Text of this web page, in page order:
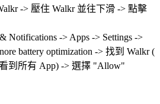
-> 壓住 Walkr 並往下滑 -> 點擊
Notifications -> Apps -> Settings ->
battery optimization -> 找到 Walkr (
到所有 App) -> 選擇 "Allow"